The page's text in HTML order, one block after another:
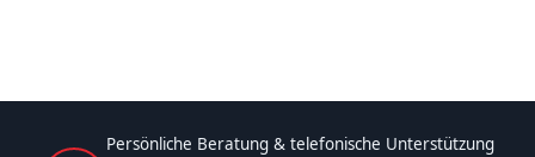
Persönliche Beratung & telefonische Unterstützung